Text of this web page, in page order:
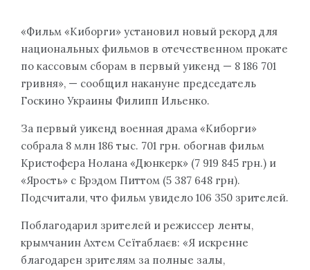
«Фильм «Киборги» установил новый рекорд для
национальных фильмов в отечественном прокате
по кассовым сборам в первый уикенд — 8 186 701
гривня», — сообщил накануне председатель
Госкино Украины Филипп Ильенко.
За первый уикенд военная драма «Киборги»
собрала 8 млн 186 тыс. 701 грн. обогнав фильм
Кристофера Нолана «Дюнкерк» (7 919 845 грн.) и
«Ярость» с Брэдом Питтом (5 387 648 грн).
Подсчитали, что фильм увидело 106 350 зрителей.
Поблагодарил зрителей и режиссер ленты,
крымчанин Ахтем Сеїтаблаєв: «Я искренне
благодарен зрителям за полные залы,